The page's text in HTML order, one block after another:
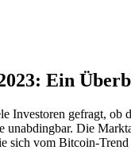
Ein
Investoren gefragt,
Die
sich vom Bitcoin-